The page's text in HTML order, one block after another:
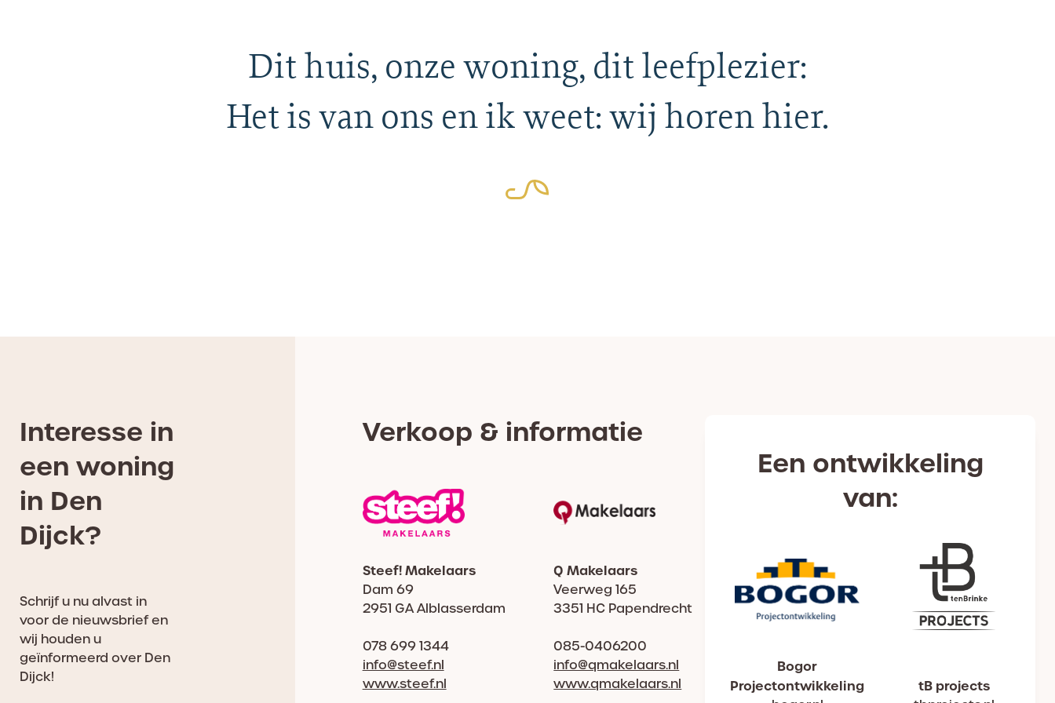
Dit huis, onze woning, dit leefplezier:
Het is van ons en ik weet: wij horen hier.
Interesse in
een woning
in Den
Dijck?
Schrijf u nu alvast in
voor de nieuwsbrief en
wij houden u
geïnformeerd over Den
Dijck!
Verkoop & informatie
Steef! Makelaars
Dam 69
2951 GA Alblasserdam
078 699 1344
info@steef.nl
www.steef.nl
Q Makelaars
Veerweg 165
3351 HC Papendrecht
085-0406200
info@qmakelaars.nl
www.qmakelaars.nl
Een ontwikkeling
van:
Bogor
Projectontwikkeling
tB projects